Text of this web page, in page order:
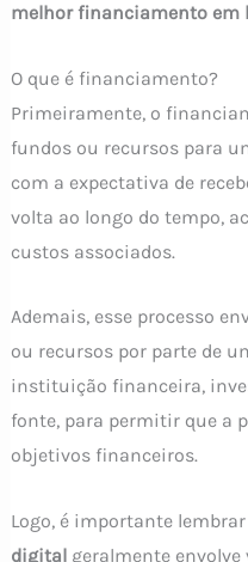
melhor financiamento em
O que é financiamento?
Primeiramente, o
fundos ou recursos para
com a expectativa de
volta ao longo do tempo,
custos associados.
Ademais, esse processo
ou recursos por parte de
instituição financeira,
fonte, para permitir que a
objetivos financeiros.
Logo, é importante
digital geralmente